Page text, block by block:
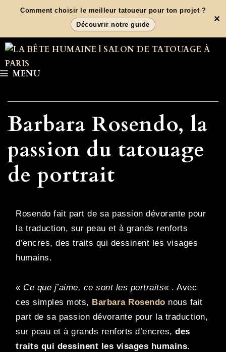
contenu
Comment choisir le meilleur tatoueur pour ton projet ?
Découvrir notre guide
✕
MENU
Barbara Rosendo, la
passion du tatouage
de portrait
Rosendo fait part de sa passion dévorante pour
la traduction, sur peau et à grands renforts
d’encres, des traits qui dessinent les visages
humains.
« Ce que j’aime, ce sont les portraits« . Avec
ces simples mots, Barbara Rosendo nous fait
part de sa passion dévorante pour la traduction,
sur peau et à grands renforts d’encres, des
traits qui dessinent les visages humains.